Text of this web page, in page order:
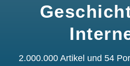
2.000.000 Artikel und 54